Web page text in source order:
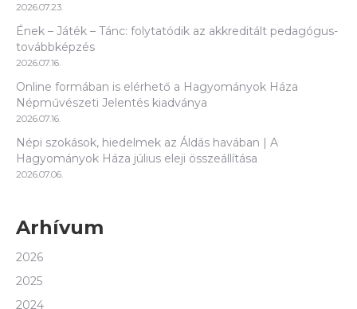
2026.07.23.
Ének – Játék – Tánc: folytatódik az akkreditált pedagógus-
továbbképzés
2026.07.16.
Online formában is elérhető a Hagyományok Háza
Népművészeti Jelentés kiadványa
2026.07.16.
Népi szokások, hiedelmek az Áldás havában | A
Hagyományok Háza július eleji összeállítása
2026.07.06.
Arhívum
2026
2025
2024